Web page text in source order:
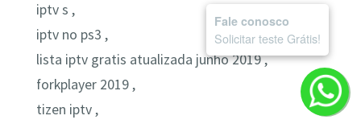
iptv s ,
iptv no ps3 ,
lista iptv gratis atualizada junho 2019 ,
forkplayer 2019 ,
tizen iptv ,
Fale conosco
Solicitar teste Grátis!